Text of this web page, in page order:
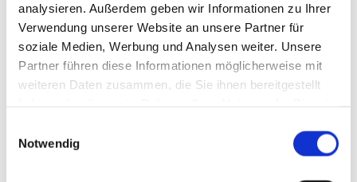
analysieren. Außerdem geben wir Informationen zu Ihrer
Verwendung unserer Website an unsere Partner für
soziale Medien, Werbung und Analysen weiter. Unsere
Partner führen diese Informationen möglicherweise mit
weiteren Daten zusammen, die Sie ihnen bereitgestellt
Notwendig